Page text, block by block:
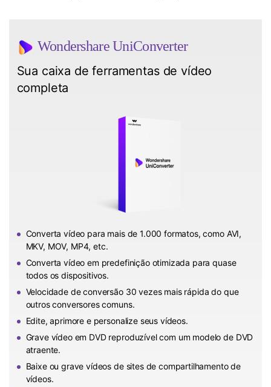
Wondershare UniConverter
Sua caixa de ferramentas de vídeo
completa
Converta vídeo para mais de 1.000 formatos, como AVI,
MKV, MOV, MP4, etc.
Converta vídeo em predefinição otimizada para quase
todos os dispositivos.
Velocidade de conversão 30 vezes mais rápida do que
outros conversores comuns.
Edite, aprimore e personalize seus vídeos.
Grave vídeo em DVD reproduzível com um modelo de DVD
atraente.
Baixe ou grave vídeos de sites de compartilhamento de
vídeos.